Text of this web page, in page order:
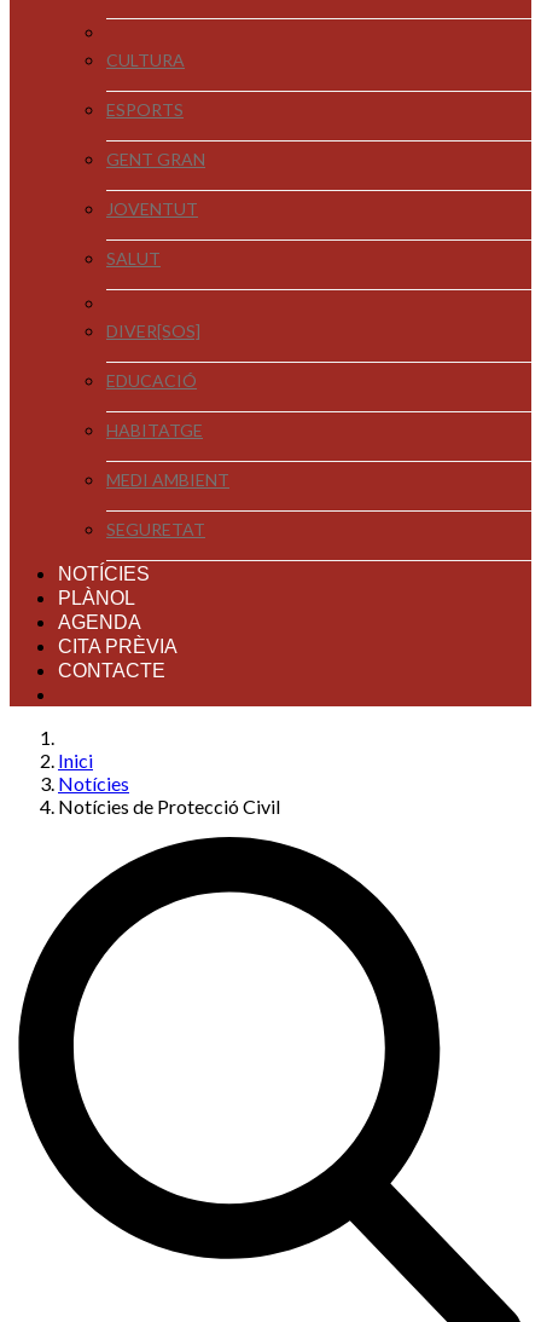
CULTURA
ESPORTS
GENT GRAN
JOVENTUT
SALUT
DIVER[SOS]
EDUCACIÓ
HABITATGE
MEDI AMBIENT
SEGURETAT
NOTÍCIES
PLÀNOL
AGENDA
CITA PRÈVIA
CONTACTE
Inici
Notícies
Notícies de Protecció Civil